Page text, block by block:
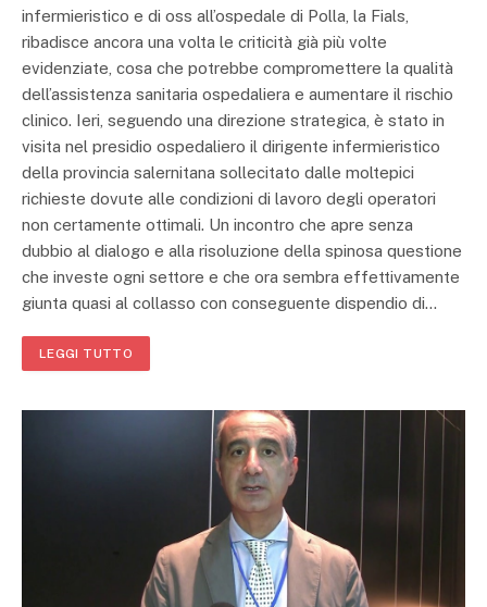
infermieristico e di oss all’ospedale di Polla, la Fials,
ribadisce ancora una volta le criticità già più volte
evidenziate, cosa che potrebbe compromettere la qualità
dell’assistenza sanitaria ospedaliera e aumentare il rischio
clinico. Ieri, seguendo una direzione strategica, è stato in
visita nel presidio ospedaliero il dirigente infermieristico
della provincia salernitana sollecitato dalle moltepici
richieste dovute alle condizioni di lavoro degli operatori
non certamente ottimali. Un incontro che apre senza
dubbio al dialogo e alla risoluzione della spinosa questione
che investe ogni settore e che ora sembra effettivamente
giunta quasi al collasso con conseguente dispendio di…
LEGGI TUTTO